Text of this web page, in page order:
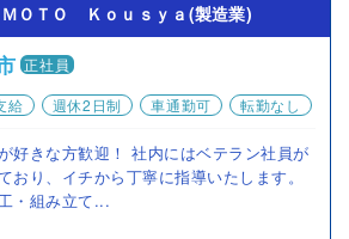
ＯＴＯ Ｋｏｕｓｙａ(製造業)
正社員
給 週休2日制 車通勤可 転勤なし
好きな方歓迎！ 社内にはベテラン社員が
おり、イチから丁寧に指導いたします。
・組み立て...